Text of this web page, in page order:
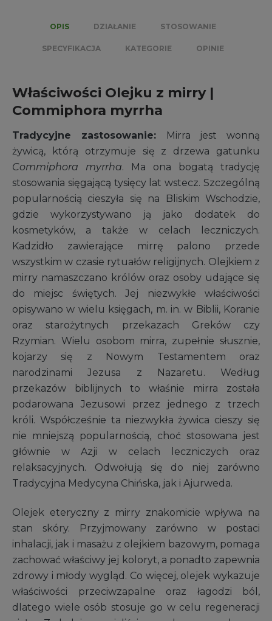
OPIS DZIAŁANIE STOSOWANIE
SPECYFIKACJA KATEGORIE OPINIE
Właściwości Olejku z mirry |
Commiphora myrrha
Tradycyjne zastosowanie:
Mirra jest wonną
żywicą, którą otrzymuje się z drzewa gatunku
Commiphora myrrha. Ma ona bogatą tradycję
stosowania sięgającą tysięcy lat wstecz. Szczególną
popularnością cieszyła się na Bliskim Wschodzie,
gdzie wykorzystywano ją jako dodatek do
kosmetyków, a także w celach leczniczych.
Kadzidło zawierające mirrę palono przede
wszystkim w czasie rytuałów religijnych. Olejkiem z
mirry namaszczano królów oraz osoby udające się
do miejsc świętych. Jej niezwykłe właściwości
opisywano w wielu księgach, m. in. w Biblii, Koranie
oraz starożytnych przekazach Greków czy
Rzymian. Wielu osobom mirra, zupełnie słusznie,
kojarzy się z Nowym Testamentem oraz
narodzinami Jezusa z Nazaretu. Według
przekazów biblijnych to właśnie mirra została
podarowana Jezusowi przez jednego z trzech
króli. Współcześnie ta niezwykła żywica cieszy się
nie mniejszą popularnością, choć stosowana jest
głównie w Azji w celach leczniczych oraz
relaksacyjnych. Odwołują się do niej zarówno
Tradycyjna Medycyna Chińska, jak i Ajurweda.
Olejek eteryczny z mirry znakomicie wpływa na
stan skóry. Przyjmowany zarówno w postaci
inhalacji, jak i masażu z olejkiem bazowym, pomaga
zachować właściwy jej koloryt, a ponadto zapewnia
zdrowy i młody wygląd. Co więcej, olejek wykazuje
właściwości przeciwzapalne oraz łagodzi ból,
dlatego wiele osób stosuje go w celu regeneracji